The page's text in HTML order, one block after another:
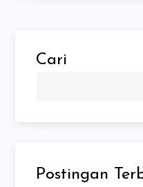
Cari
Postingan